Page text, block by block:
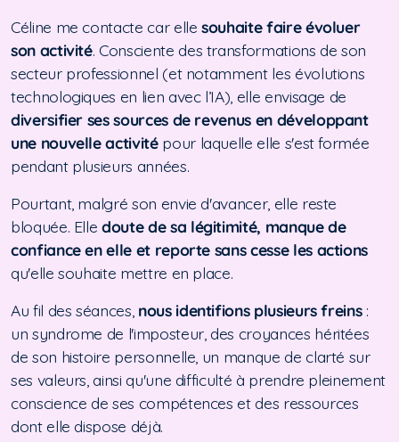
Céline me contacte car ellesouhaite faire évoluer
son activité. Consciente des transformations de son
secteur professionnel (et notamment les évolutions
technologiques en lien avec l’IA), elle envisage de
diversifier ses sources de revenus en développant
une nouvelle activité pour laquelle elle s'est formée
pendant plusieurs années.
Pourtant, malgré son envie d'avancer, elle reste
bloquée. Elledoute de sa légitimité, manque de
confiance en elle et reporte sans cesse les actions
qu'elle souhaite mettre en place.
Au fil des séances, nous identifions plusieurs freins:
un syndrome de l'imposteur, des croyances héritées
de son histoire personnelle, un manque de clarté sur
ses valeurs, ainsi qu'une difficulté à prendre pleinement
conscience de ses compétences et des ressources
dont elle dispose déjà.